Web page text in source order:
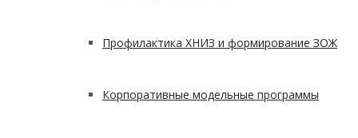
Профилактика ХНИЗ и формирование ЗОЖ
Корпоративные модельные программы